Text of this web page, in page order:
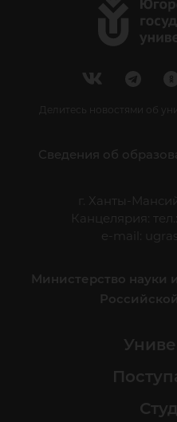
Делитесь новостями об
Сведения об
г. Ханты-
Канцелярия:
e-mail:
Министерство науки